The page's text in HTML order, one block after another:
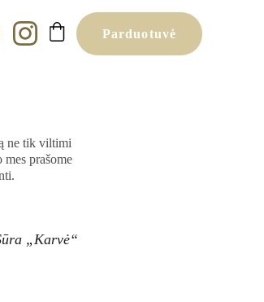
Parduotuvė
ne tik viltimi
prašome
„Karvė“